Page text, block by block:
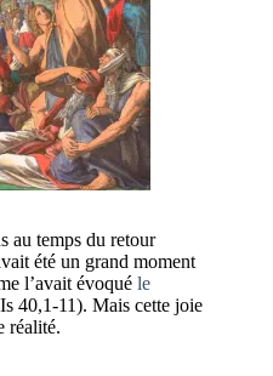
au temps du retour
été un grand moment
l’avait évoqué le
40,1-11). Mais cette joie
réalité.